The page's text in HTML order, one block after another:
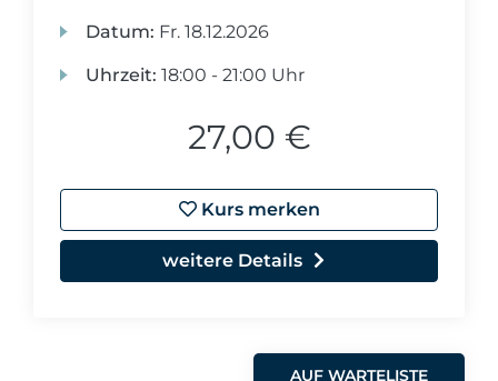
Datum: Fr. 18.12.2026
Uhrzeit: 18:00 - 21:00 Uhr
27,00 €
Kurs merken
weitere Details
AUF WARTELISTE